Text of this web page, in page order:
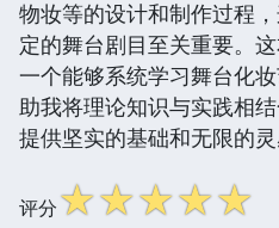
物妆等的设计和制作过程
定的舞台剧目至关重要。
一个能够系统学习舞台化
助我将理论知识与实践相
提供坚实的基础和无限的灵
评分☆☆☆☆☆